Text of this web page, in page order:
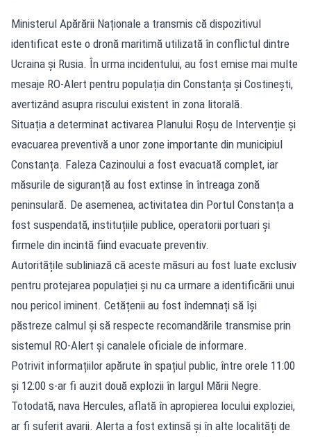
Ministerul Apărării Naționale a transmis că dispozitivul
identificat este o dronă maritimă utilizată în conflictul dintre
Ucraina și Rusia. În urma incidentului, au fost emise mai multe
mesaje RO-Alert pentru populația din Constanța și Costinești,
avertizând asupra riscului existent în zona litorală.
Situația a determinat activarea Planului Roșu de Intervenție și
evacuarea preventivă a unor zone importante din municipiul
Constanța. Faleza Cazinoului a fost evacuată complet, iar
măsurile de siguranță au fost extinse în întreaga zonă
peninsulară. De asemenea, activitatea din Portul Constanța a
fost suspendată, instituțiile publice, operatorii portuari și
firmele din incintă fiind evacuate preventiv.
Autoritățile subliniază că aceste măsuri au fost luate exclusiv
pentru protejarea populației și nu ca urmare a identificării unui
nou pericol iminent. Cetățenii au fost îndemnați să își
păstreze calmul și să respecte recomandările transmise prin
sistemul RO-Alert și canalele oficiale de informare.
Potrivit informațiilor apărute în spațiul public, între orele 11:00
și 12:00 s-ar fi auzit două explozii în largul Mării Negre.
Totodată, nava Hercules, aflată în apropierea locului exploziei,
ar fi suferit avarii. Alerta a fost extinsă și în alte localități de